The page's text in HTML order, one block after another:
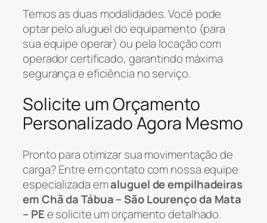
Temos as duas modalidades. Você pode
optar pelo aluguel do equipamento (para
sua equipe operar) ou pela locação com
operador certificado, garantindo máxima
segurança e eficiência no serviço.
Solicite um Orçamento
Personalizado Agora Mesmo
Pronto para otimizar sua movimentação de
carga? Entre em contato com nossa equipe
especializada emaluguel de empilhadeiras
em Chã da Tábua – São Lourenço da Mata
– PEe solicite um orçamento detalhado.